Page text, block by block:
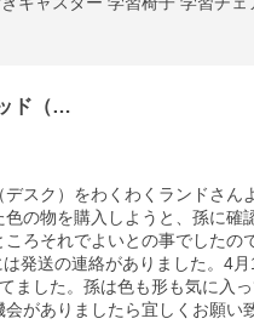
ド（…
スク）をわくわくランドさん
の物を購入しようと、孫に確
ろそれでよいとの事でしたの
発送の連絡がありました。4
ました。孫は色も形も気に入
がありましたら宜しくお願い